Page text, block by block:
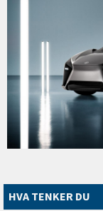
HVA TENKER DU